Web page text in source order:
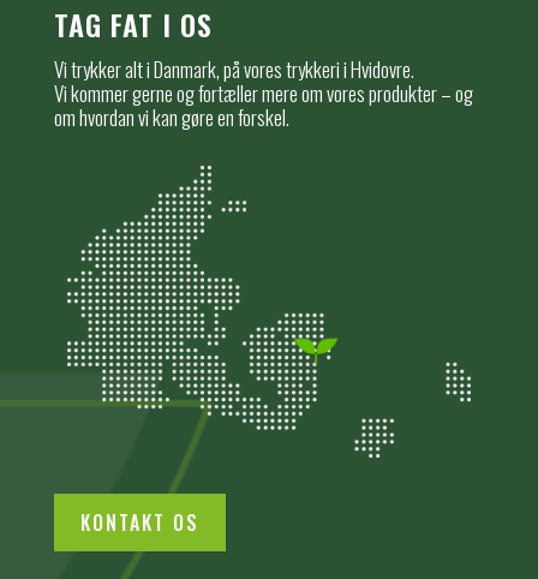
TAG FAT I OS
Vi trykker alt i Danmark, på vores trykkeri i Hvidovre.
Vi kommer gerne og fortæller mere om vores produkter – og
om hvordan vi kan gøre en forskel.
KONTAKT OS